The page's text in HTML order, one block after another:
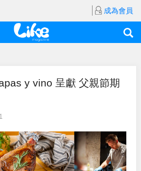
成為會員
y vino 呈獻 父親節期